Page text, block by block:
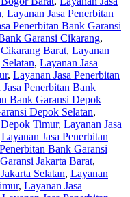
, Layanan Jasa Penerbitan
Penerbitan Bank Garansi
Garansi Cikarang,
Barat, Layanan
, Layanan Jasa
, Layanan Jasa Penerbitan
Penerbitan Bank
Bank Garansi Depok
Depok Selatan,
Timur, Layanan Jasa
Layanan Jasa Penerbitan
Bank Garansi
Jakarta Barat,
Selatan, Layanan
, Layanan Jasa